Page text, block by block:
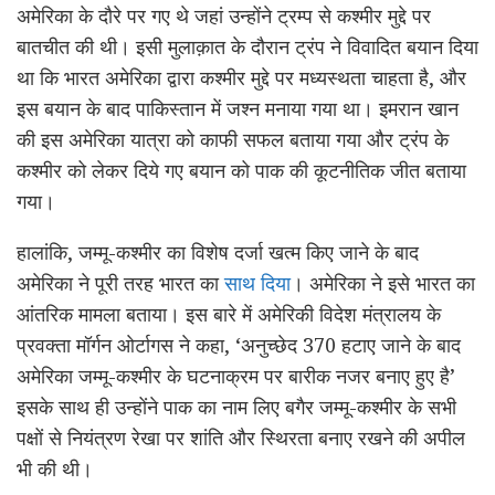
अमेरिका के दौरे पर गए थे जहां उन्होंने ट्रम्प से कश्मीर मुद्दे पर
बातचीत की थी। इसी मुलाक़ात के दौरान ट्रंप ने विवादित बयान दिया
था कि भारत अमेरिका द्वारा कश्मीर मुद्दे पर मध्यस्थता चाहता है, और
इस बयान के बाद पाकिस्तान में जश्न मनाया गया था। इमरान खान
की इस अमेरिका यात्रा को काफी सफल बताया गया और ट्रंप के
कश्मीर को लेकर दिये गए बयान को पाक की कूटनीतिक जीत बताया
गया।
हालांकि, जम्मू-कश्मीर का विशेष दर्जा खत्म किए जाने के बाद
अमेरिका ने पूरी तरह भारत कासाथ दिया। अमेरिका ने इसे भारत का
आंतरिक मामला बताया। इस बारे में अमेरिकी विदेश मंत्रालय के
प्रवक्ता मॉर्गन ओर्टागस ने कहा, ‘अनुच्छेद 370 हटाए जाने के बाद
अमेरिका जम्मू-कश्मीर के घटनाक्रम पर बारीक नजर बनाए हुए है’
इसके साथ ही उन्होंने पाक का नाम लिए बगैर जम्मू-कश्मीर के सभी
पक्षों से नियंत्रण रेखा पर शांति और स्थिरता बनाए रखने की अपील
भी की थी।